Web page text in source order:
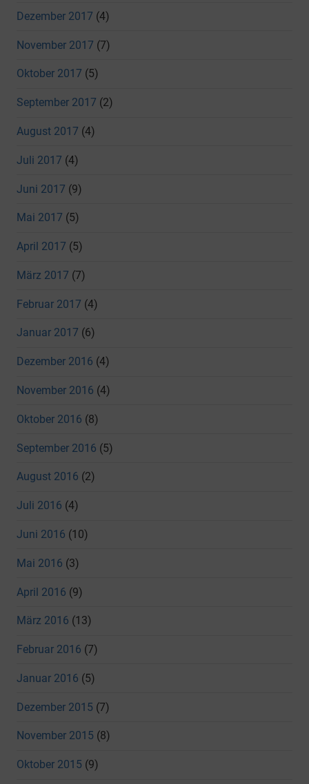
Dezember 2017 (4)
November 2017 (7)
Oktober 2017 (5)
September 2017 (2)
August 2017 (4)
Juli 2017 (4)
Juni 2017 (9)
Mai 2017 (5)
April 2017 (5)
März 2017 (7)
Februar 2017 (4)
Januar 2017 (6)
Dezember 2016 (4)
November 2016 (4)
Oktober 2016 (8)
September 2016 (5)
August 2016 (2)
Juli 2016 (4)
Juni 2016 (10)
Mai 2016 (3)
April 2016 (9)
März 2016 (13)
Februar 2016 (7)
Januar 2016 (5)
Dezember 2015 (7)
November 2015 (8)
Oktober 2015 (9)